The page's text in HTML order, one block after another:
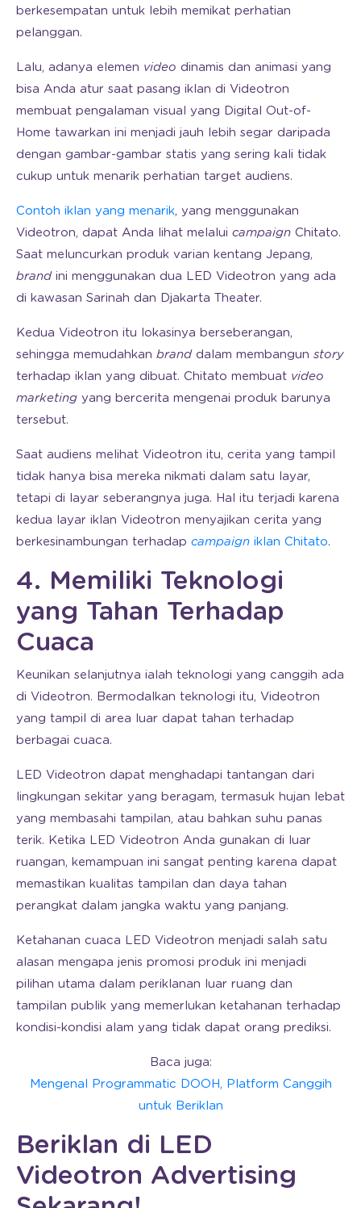
berkesempatan untuk lebih memikat perhatian
pelanggan.
Lalu, adanya elemen video dinamis dan animasi yang
bisa Anda atur saat pasang iklan di Videotron
membuat pengalaman visual yang Digital Out-of-
Home tawarkan ini menjadi jauh lebih segar daripada
dengan gambar-gambar statis yang sering kali tidak
cukup untuk menarik perhatian target audiens.
Contoh iklan yang menarik, yang menggunakan
Videotron, dapat Anda lihat melalui campaign Chitato.
Saat meluncurkan produk varian kentang Jepang,
brand ini menggunakan dua LED Videotron yang ada
di kawasan Sarinah dan Djakarta Theater.
Kedua Videotron itu lokasinya berseberangan,
sehingga memudahkan brand dalam membangun story
terhadap iklan yang dibuat. Chitato membuat video
marketing yang bercerita mengenai produk barunya
tersebut.
Saat audiens melihat Videotron itu, cerita yang tampil
tidak hanya bisa mereka nikmati dalam satu layar,
tetapi di layar seberangnya juga. Hal itu terjadi karena
kedua layar iklan Videotron menyajikan cerita yang
berkesinambungan terhadap campaign iklan Chitato.
4. Memiliki Teknologi
yang Tahan Terhadap
Cuaca
Keunikan selanjutnya ialah teknologi yang canggih ada
di Videotron. Bermodalkan teknologi itu, Videotron
yang tampil di area luar dapat tahan terhadap
berbagai cuaca.
LED Videotron dapat menghadapi tantangan dari
lingkungan sekitar yang beragam, termasuk hujan lebat
yang membasahi tampilan, atau bahkan suhu panas
terik. Ketika LED Videotron Anda gunakan di luar
ruangan, kemampuan ini sangat penting karena dapat
memastikan kualitas tampilan dan daya tahan
perangkat dalam jangka waktu yang panjang.
Ketahanan cuaca LED Videotron menjadi salah satu
alasan mengapa jenis promosi produk ini menjadi
pilihan utama dalam periklanan luar ruang dan
tampilan publik yang memerlukan ketahanan terhadap
kondisi-kondisi alam yang tidak dapat orang prediksi.
Baca juga:
Mengenal Programmatic DOOH, Platform Canggih
untuk Beriklan
Beriklan di LED
Videotron Advertising